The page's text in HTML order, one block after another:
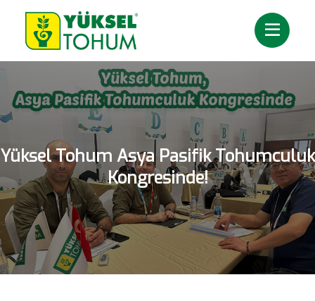
Yüksel Tohum Asya Pasifik Tohumculuk
Kongresinde!